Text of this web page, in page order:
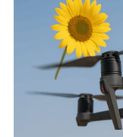
entro le 24h,
ed avrai la certezza
PILOTA DRONE GIUBBINO
e vuoi inviarcelo per